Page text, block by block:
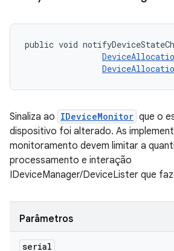
public void
Sinaliza ao IDeviceMonitor que o
dispositivo foi alterado. As
monitoramento devem limitar a
processamento e interação
IDeviceManager/DeviceLister que
Parâmetros
serial